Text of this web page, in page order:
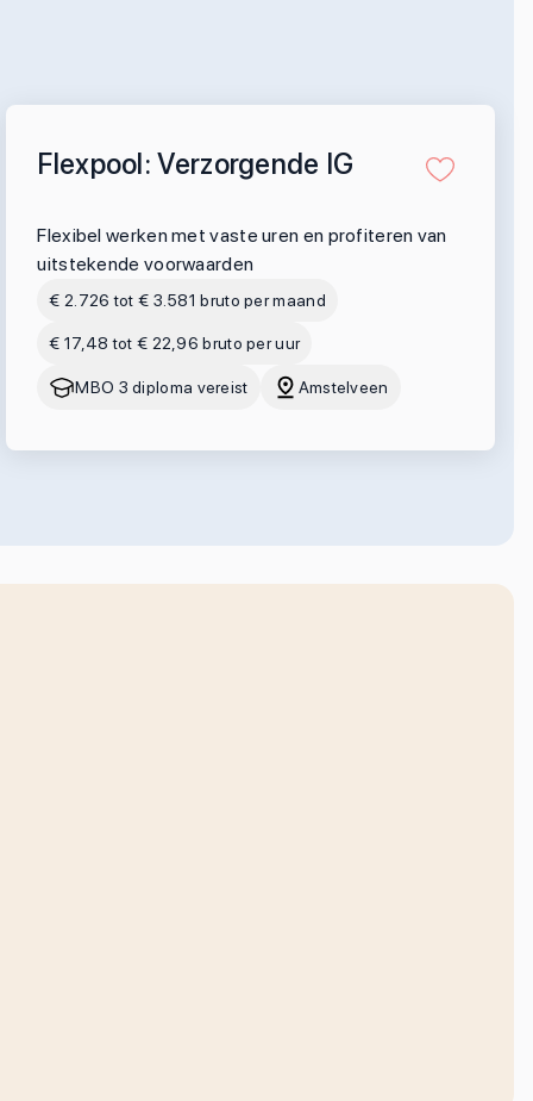
Flexpool: Verzorgende IG
Flexibel werken met vaste uren en profiteren van
uitstekende voorwaarden
€ 2.726 tot € 3.581 bruto per maand
€ 17,48 tot € 22,96 bruto per uur
MBO 3 diploma vereist Amstelveen